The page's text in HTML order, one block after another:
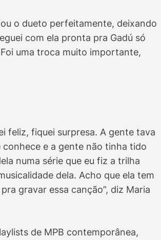
o dueto perfeitamente, deixando
com ela pronta pra Gadú só
uma troca muito importante,
feliz, fiquei surpresa. A gente tava
conhece e a gente não tinha tido
numa série que eu fiz a trilha
dela. Acho que ela tem
gravar essa canção”, diz Maria
de MPB contemporânea,